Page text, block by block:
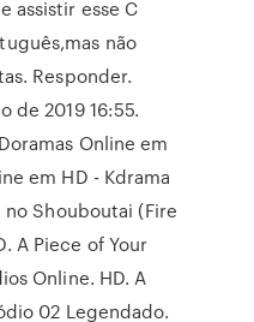
assistir esse C
não
Responder.
de 2019 16:55.
Online em
em HD - Kdrama
no Shouboutai (Fire
A Piece of Your
Online. HD. A
02 Legendado.